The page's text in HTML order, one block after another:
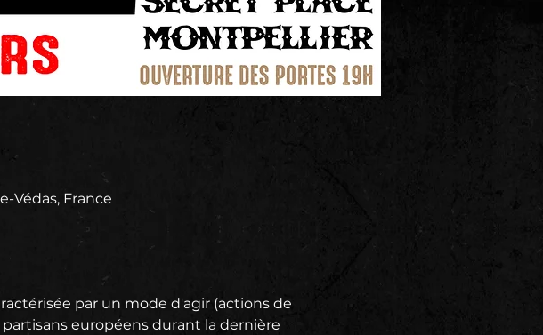
Védas, France
par un mode d'agir (actions de
européens durant la dernière